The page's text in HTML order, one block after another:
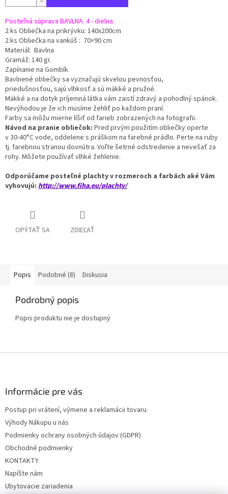
Posteľná súprava BAVLNA 4 - dielna
2 ks Obliečka na prikrývku: 140x200cm
2 ks Obliečka na vankúš : 70×90 cm
Materiál: Bavlna
Gramáž: 140 gr.
Zapínanie na Gombík
Bavlnené obliečky sa vyznačujú skvelou pevnosťou,
priedušnosťou, sajú vlhkosť a sú mäkké a pružné.
Mäkké a na dotyk príjemná látka vám zaistí zdravý a pohodlný spánok.
Nevýhodou je že ich musíme žehliť po každom praní.
Farby sa môžu mierne líšiť od farieb zobrazených na fotografii.
Návod na pranie obliečok: Pred prvým použitím obliečky operte
v 30-40°C vode, oddelene s práškom na farebné prádlo. Perte na ruby
tj. farebnou stranou dovnútra. Voľte šetrné odstredenie a nevešať za
rohy. Môžete používať vlhké žehlenie.
Odporúčame posteľné plachty v rozmeroch a farbách aké Vám
vyhovujú: http://www.fiha.eu/plachty/
OPÝTAŤ SA ZDIEĽAŤ
Popis Podobné (8) Diskusia
Podrobný popis
Popis produktu nie je dostupný
Informácie pre vás
Postup pri vrátení, výmene a reklamácii tovaru
Výhody Nákupu u nás
Podmienky ochrany osobných údajov (GDPR)
Obchodné podmienky
KONTAKTY
Napíšte nám
Ubytovacie zariadenia